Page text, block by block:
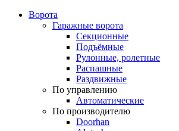
Ворота
Гаражные ворота
Секционные
Подъёмные
Рулонные, ролетные
Распашные
Раздвижные
По управлению
Автоматические
По производителю
Doorhan